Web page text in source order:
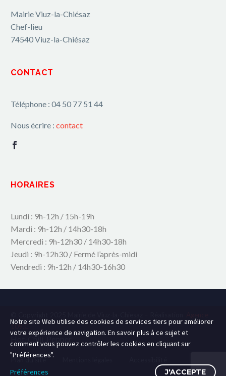
Mairie Viuz-la-Chiésaz
Chef-lieu
74540 Viuz-la-Chiésaz
CONTACT
Téléphone : 04 50 77 51 44
Nous écrire : contact
HORAIRES
Lundi : 9h-12h / 15h-19h
Mardi : 9h-12h / 14h30-18h
Mercredi : 9h-12h30 / 14h30-18h
Jeudi : 9h-12h30 / Fermé l’après-midi
Vendredi : 9h-12h / 14h30-16h30
109.C
Hot-Chili_Pepper
Plan du site
Notre site Web utilise des cookies de services tiers pour améliorer
votre expérience de navigation. En savoir plus à ce sujet et
comment vous pouvez contrôler les cookies en cliquant sur
"Préférences".
Préférences
J'ACCEPTE